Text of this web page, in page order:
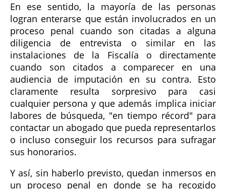
En ese sentido, la mayoría de las personas
logran enterarse que están involucrados en un
proceso penal cuando son citadas a alguna
diligencia de entrevista o similar en las
instalaciones de la Fiscalía o directamente
cuando son citados a comparecer en una
audiencia de imputación en su contra. Esto
claramente resulta sorpresivo para casi
cualquier persona y que además implica iniciar
labores de búsqueda, "en tiempo récord" para
contactar un abogado que pueda representarlos
o incluso conseguir los recursos para sufragar
sus honorarios.
Y así, sin haberlo previsto, quedan inmersos en
un proceso penal en donde se ha recogido